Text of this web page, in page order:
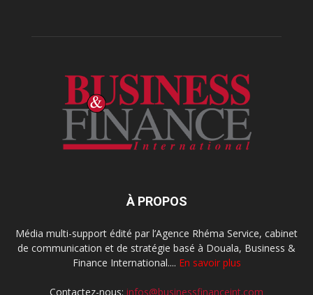
À PROPOS
Média multi-support édité par l’Agence Rhéma Service, cabinet
de communication et de stratégie basé à Douala, Business &
Finance International.... En savoir plus
Contactez-nous: infos@businessfinanceint.com